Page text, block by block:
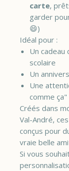
carte,
garder
😄)
Idéal pour :
Un cadeau
scolaire
Un
Une
comme ça"
Créés dans
Val-André,
conçus pour
vraie belle
Si vous